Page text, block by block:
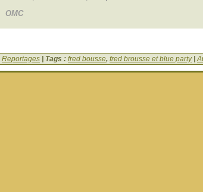
OMC
Reportages | Tags : fred bousse, fred brousse et blue party|